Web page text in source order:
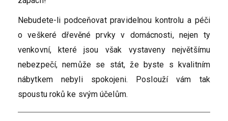
Nebudete-li podceňovat pravidelnou kontrolu a péči
o veškeré dřevěné prvky v domácnosti, nejen ty
venkovní, které jsou však vystaveny největšímu
nebezpečí, nemůže se stát, že byste s kvalitním
nábytkem nebyli spokojeni. Poslouží vám tak
spoustu roků ke svým účelům.